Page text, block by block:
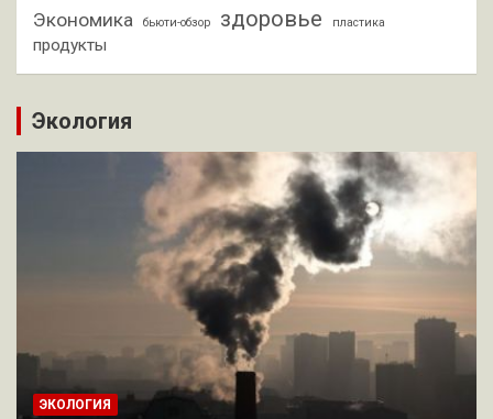
Экономика бьюти-обзор здоровье пластика
продукты
Экология
ЭКОЛОГИЯ